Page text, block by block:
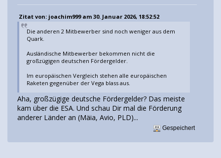
Zitat von: joachim999 am 30. Januar 2026, 18:52:52
Die anderen 2 Mitbewerber sind noch weniger aus dem
Quark.
Ausländische Mitbewerber bekommen nicht die
großzügigen deutschen Fördergelder.
Im europäischen Vergleich stehen alle europäischen
Raketen gegenüber der Vega blass aus.
Aha, großzügige deutsche Fördergelder? Das meiste
kam über die ESA. Und schau Dir mal die Förderung
anderer Länder an (Mäia, Avio, PLD)...
Gespeichert